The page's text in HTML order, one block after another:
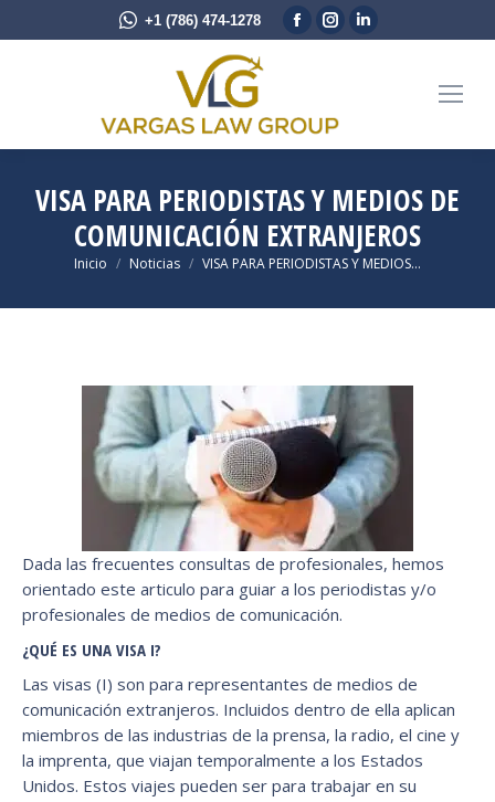
+1 (786) 474-1278
Facebook
new
Instagram
VISA PARA PERIODISTAS Y MEDIOS DE
COMUNICACIÓN EXTRANJEROS
Estás aquí:
Inicio Noticias VISA PARA PERIODISTAS Y MEDIOS…
Dada las frecuentes consultas de profesionales, hemos
orientado este articulo para guiar a los periodistas y/o
profesionales de medios de comunicación.
¿QUÉ ES UNA VISA I?
Las visas (I) son para representantes de medios de
comunicación extranjeros. Incluidos dentro de ella aplican
miembros de las industrias de la prensa, la radio, el cine y
la imprenta, que viajan temporalmente a los Estados
Unidos. Estos viajes pueden ser para trabajar en su